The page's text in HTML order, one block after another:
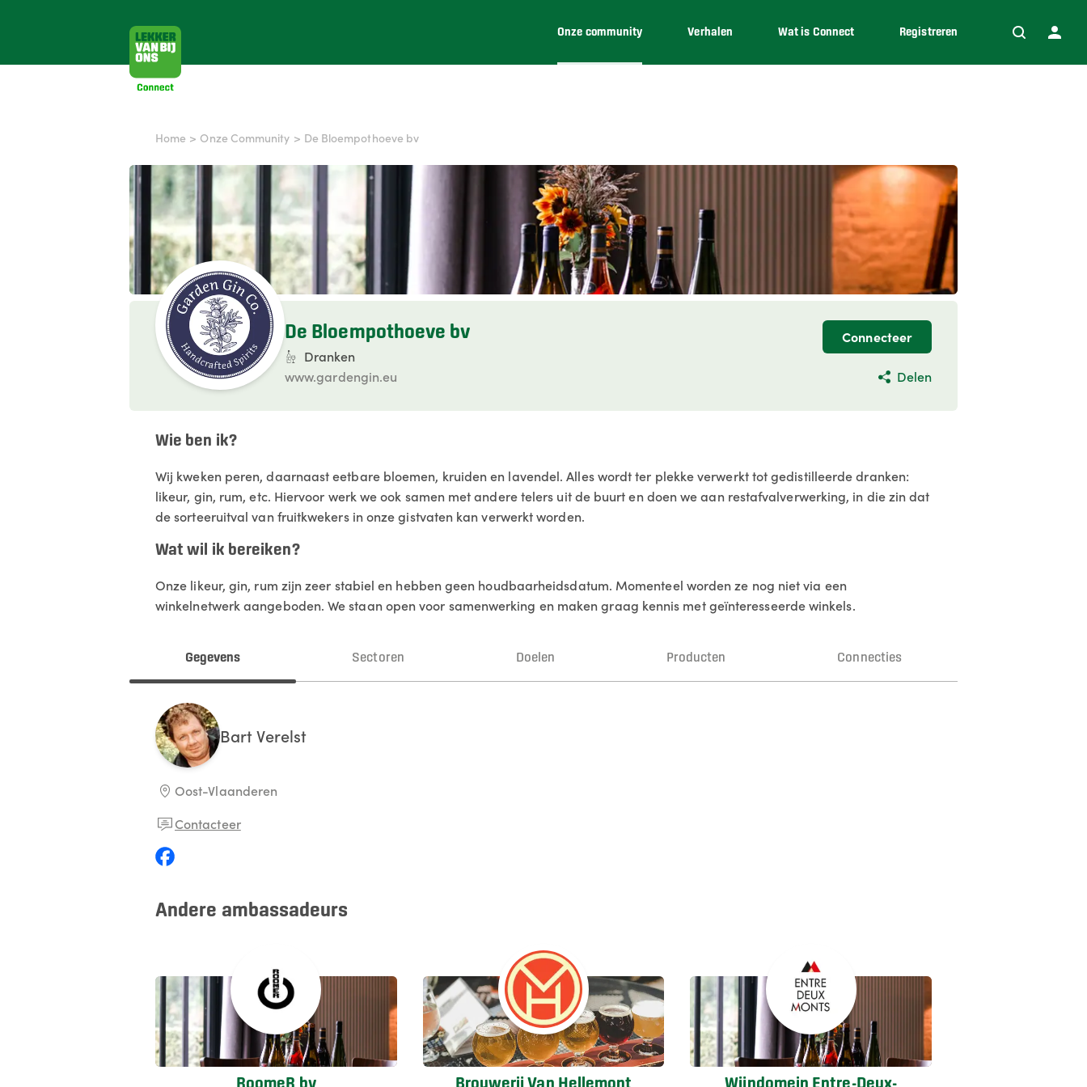
Onze community Verhalen Wat is Connect Registreren
Home > Onze Community > De Bloempothoeve bv
De Bloempothoeve bv
Dranken
www.gardengin.eu
Connecteer
Delen
Wie ben ik?
Wij kweken peren, daarnaast eetbare bloemen, kruiden en lavendel. Alles wordt ter plekke verwerkt tot gedistilleerde dranken:
likeur, gin, rum, etc. Hiervoor werk we ook samen met andere telers uit de buurt en doen we aan restafvalverwerking, in die zin dat
de sorteeruitval van fruitkwekers in onze gistvaten kan verwerkt worden.
Wat wil ik bereiken?
Onze likeur, gin, rum zijn zeer stabiel en hebben geen houdbaarheidsdatum. Momenteel worden ze nog niet via een
winkelnetwerk aangeboden. We staan open voor samenwerking en maken graag kennis met geïnteresseerde winkels.
Gegevens Sectoren Doelen Producten Connecties
BartVerelst
Oost-Vlaanderen
Contacteer
Andere ambassadeurs